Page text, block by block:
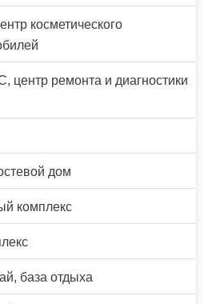
косметического
ремонта и диагностики
дом
комплекс
база отдыха